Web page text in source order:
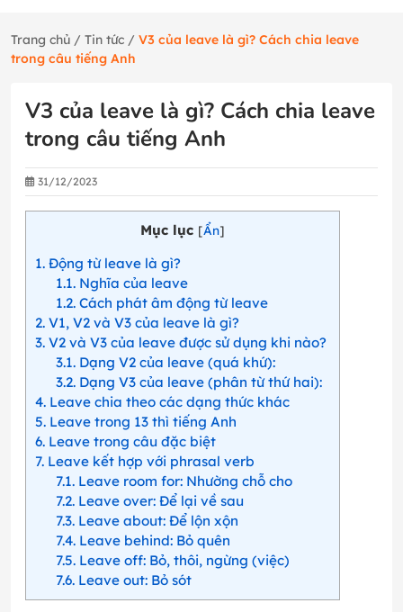
Trang chủ / Tin tức / V3 của leave là gì? Cách chia leave
trong câu tiếng Anh
V3 của leave là gì? Cách chia leave
trong câu tiếng Anh
31/12/2023
Mục lục [Ẩn]
1 Động từ leave là gì?
1.1Nghĩa của leave
1.2Cách phát âm động từ leave
2 V1, V2 và V3 của leave là gì?
3 V2 và V3 của leave được sử dụng khi nào?
3.1Dạng V2 của leave (quá khứ):
3.2Dạng V3 của leave (phân từ thứ hai):
4 Leave chia theo các dạng thức khác
5 Leave trong 13 thì tiếng Anh
6 Leave trong câu đặc biệt
7 Leave kết hợp với phrasal verb
7.1Leave room for: Nhường chỗ cho
7.2Leave over: Để lại về sau
7.3Leave about: Để lộn xộn
7.4Leave behind: Bỏ quên
7.5Leave off: Bỏ, thôi, ngừng (việc)
7.6Leave out: Bỏ sót